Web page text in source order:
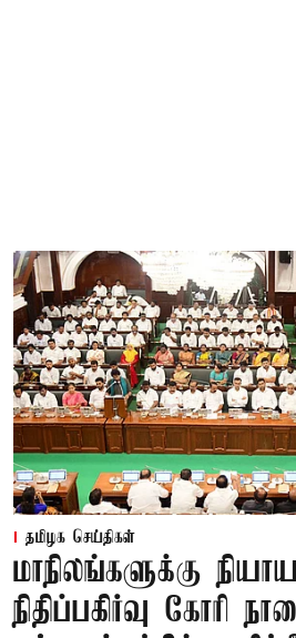
தமிழக செய்திகள்
மாநிலங்களுக்கு
நிதிப்பகிர்வு கோரி